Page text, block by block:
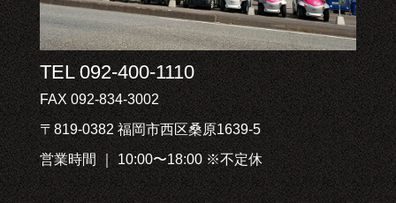
TEL 092-400-1110
FAX 092-834-3002
〒819-0382 福岡市西区桑原1639-5
営業時間 ｜ 10:00〜18:00 ※不定休